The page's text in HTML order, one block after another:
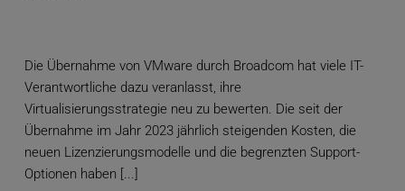
Die Übernahme von VMware durch Broadcom hat viele IT-
Verantwortliche dazu veranlasst, ihre
Virtualisierungsstrategie neu zu bewerten. Die seit der
Übernahme im Jahr 2023 jährlich steigenden Kosten, die
neuen Lizenzierungsmodelle und die begrenzten Support-
Optionen haben [...]